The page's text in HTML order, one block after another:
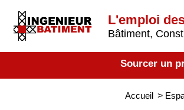
L'emploi
Bâtiment,
Sourcer un
Accueil >